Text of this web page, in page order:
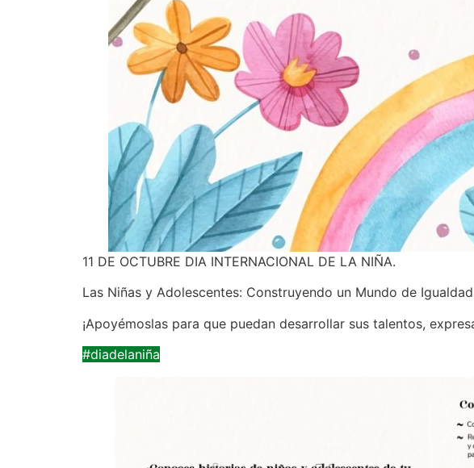
11 DE OCTUBRE DIA INTERNACIONAL DE LA NIÑA.
Las Niñas y Adolescentes: Construyendo un Mundo de
¡Apoyémoslas para que puedan desarrollar sus talentos,
#diadelaniña